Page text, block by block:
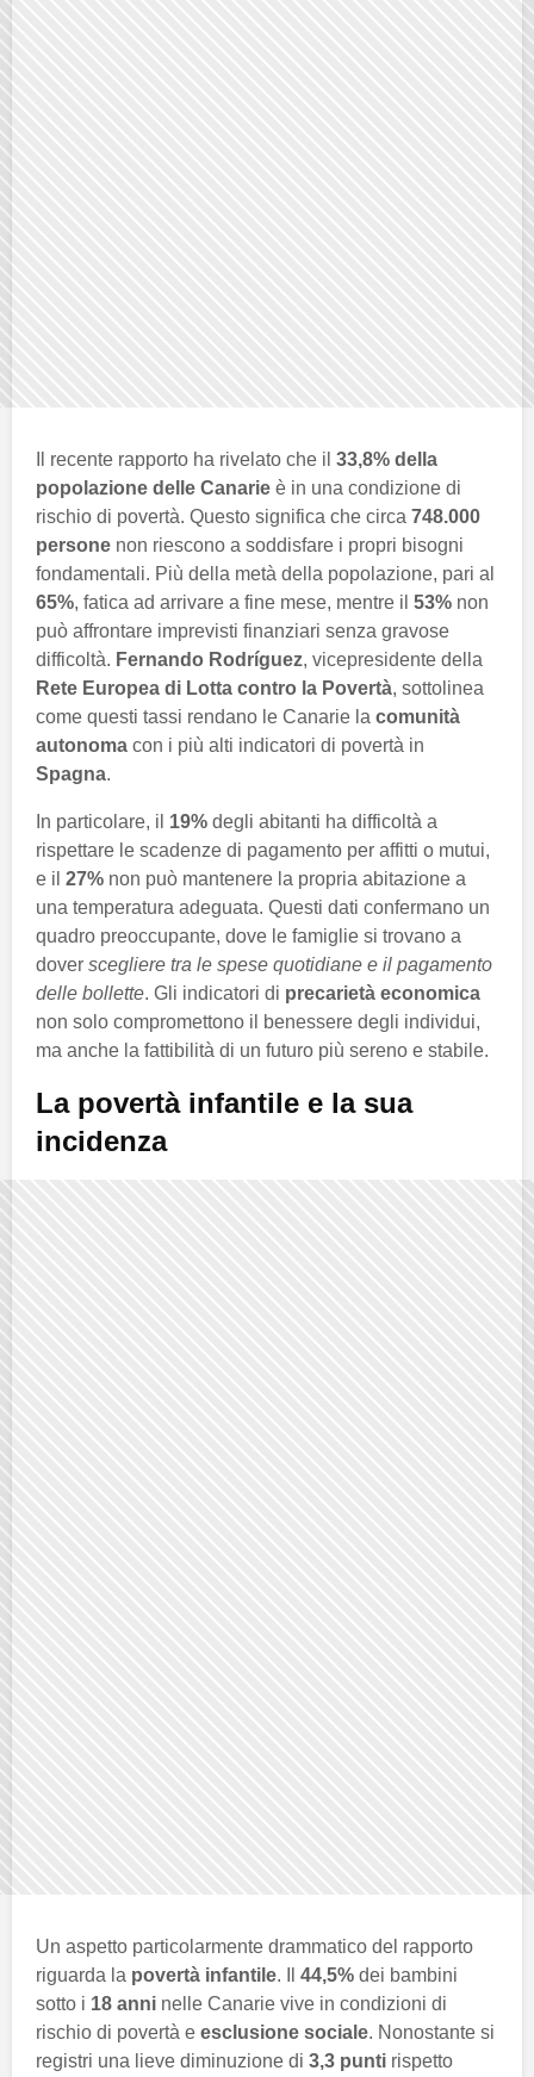
Il recente rapporto ha rivelato che il 33,8% della
popolazione delle Canarie è in una condizione di
rischio di povertà. Questo significa che circa 748.000
persone non riescono a soddisfare i propri bisogni
fondamentali. Più della metà della popolazione, pari al
65%, fatica ad arrivare a fine mese, mentre il 53% non
può affrontare imprevisti finanziari senza gravose
difficoltà. Fernando Rodríguez, vicepresidente della
Rete Europea di Lotta contro la Povertà, sottolinea
come questi tassi rendano le Canarie la comunità
autonoma con i più alti indicatori di povertà in
Spagna.
In particolare, il 19% degli abitanti ha difficoltà a
rispettare le scadenze di pagamento per affitti o mutui,
e il 27% non può mantenere la propria abitazione a
una temperatura adeguata. Questi dati confermano un
quadro preoccupante, dove le famiglie si trovano a
dover scegliere tra le spese quotidiane e il pagamento
delle bollette. Gli indicatori di precarietà economica
non solo compromettono il benessere degli individui,
ma anche la fattibilità di un futuro più sereno e stabile.
La povertà infantile e la sua
incidenza
Un aspetto particolarmente drammatico del rapporto
riguarda la povertà infantile. Il 44,5% dei bambini
sotto i 18 anni nelle Canarie vive in condizioni di
rischio di povertà e esclusione sociale. Nonostante si
registri una lieve diminuzione di 3,3 punti rispetto